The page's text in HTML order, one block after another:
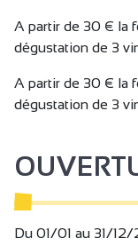
A partir de 30 € la
dégustation de 3
A partir de 30 € la
dégustation de 3
Du 01/01 au 31/